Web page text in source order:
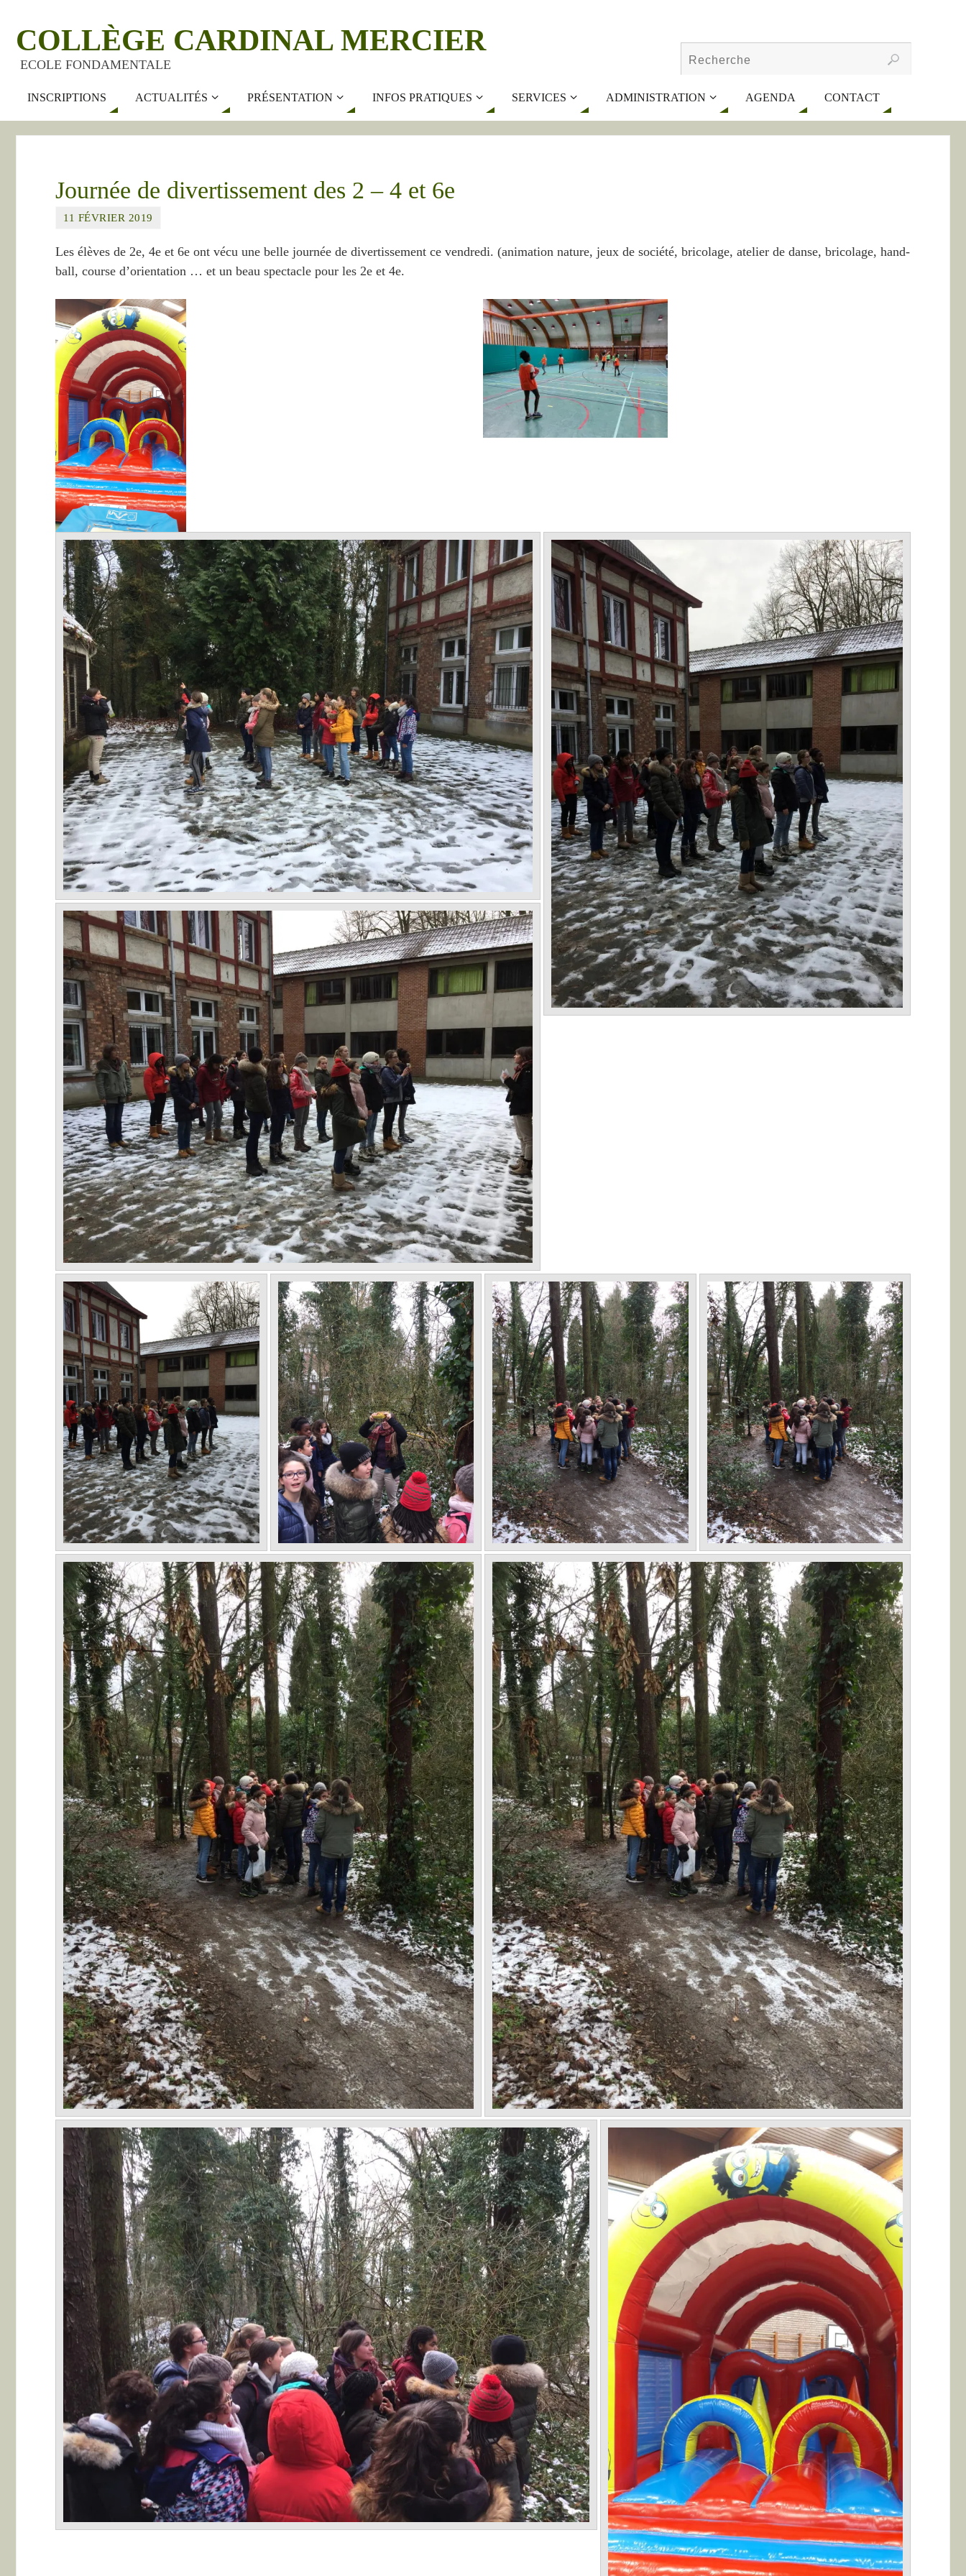
COLLÈGE CARDINAL MERCIER
ECOLE FONDAMENTALE
INSCRIPTIONS ACTUALITÉS PRÉSENTATION INFOS PRATIQUES SERVICES ADMINISTRATION AGENDA CONTACT
Journée de divertissement des 2 – 4 et 6e
11 FÉVRIER 2019
Les élèves de 2e, 4e et 6e ont vécu une belle journée de divertissement ce vendredi. (animation nature, jeux de société, bricolage, atelier de danse, bricolage, hand-
ball, course d’orientation … et un beau spectacle pour les 2e et 4e.